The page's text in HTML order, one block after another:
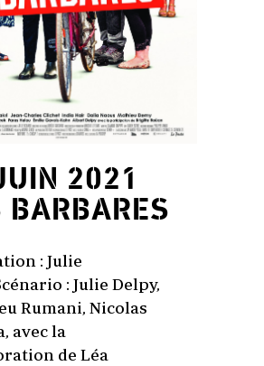
2021
BARBARES
: Julie
: Julie Delpy,
Rumani, Nicolas
avec la
de Léa